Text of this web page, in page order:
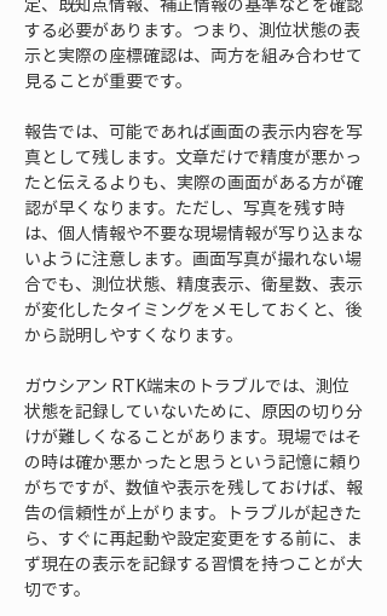
する必要があります。つまり、測位状態の表
示と実際の座標確認は、両方を組み合わせて
見ることが重要です。
報告では、可能であれば画面の表示内容を写
真として残します。文章だけで精度が悪かっ
たと伝えるよりも、実際の画面がある方が確
認が早くなります。ただし、写真を残す時
は、個人情報や不要な現場情報が写り込まな
いように注意します。画面写真が撮れない場
合でも、測位状態、精度表示、衛星数、表示
が変化したタイミングをメモしておくと、後
から説明しやすくなります。
ガウシアン RTK端末のトラブルでは、測位
状態を記録していないために、原因の切り分
けが難しくなることがあります。現場ではそ
の時は確か悪かったと思うという記憶に頼り
がちですが、数値や表示を残しておけば、報
告の信頼性が上がります。トラブルが起きた
ら、すぐに再起動や設定変更をする前に、ま
ず現在の表示を記録する習慣を持つことが大
切です。